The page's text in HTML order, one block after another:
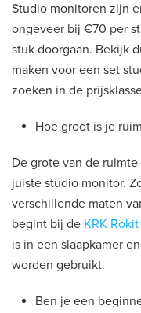
Studio monitoren zijn
ongeveer bij €70 per
stuk doorgaan. Bekijk
maken voor een set
zoeken in de
Hoe groot is je
De grote van de
juiste studio monitor.
verschillende maten
begint bij de KRK Rokit
is in een slaapkamer
worden gebruikt.
Ben je een